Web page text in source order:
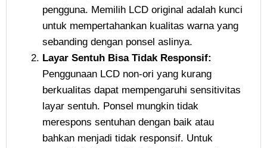
pengguna. Memilih LCD original adalah kunci
untuk mempertahankan kualitas warna yang
sebanding dengan ponsel aslinya.
Layar Sentuh Bisa Tidak Responsif:
Penggunaan LCD non-ori yang kurang
berkualitas dapat mempengaruhi sensitivitas
layar sentuh. Ponsel mungkin tidak
merespons sentuhan dengan baik atau
bahkan menjadi tidak responsif. Untuk